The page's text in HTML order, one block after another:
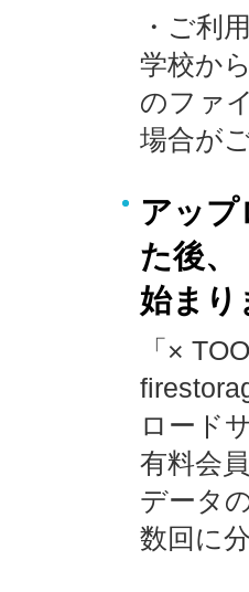
・ご利
学校か
のファ
場合が
アッ
た後、
始まり
「×
ロード
有料会
データ
数回に